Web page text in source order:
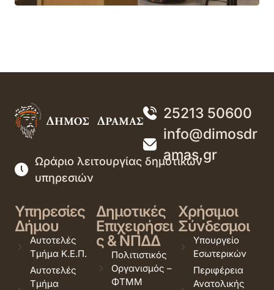
25213 50600
info@dimosdr
amas.gr
Ωράριο λειτουργίας δημοτικών
υπηρεσιών
Υπηρεσίες
Δήμου
Αυτοτελές
Τμήμα Κ.Ε.Π.
Αυτοτελές
Τμήμα
Δημοτικές
Επιχειρήσει
ς & ΝΠΔΔ
Πολιτιστικός
Οργανισμός –
ΦΤΜΜ
Χρήσιμοι
Σύνδεσμοι
Υπουργείο
Εσωτερικών
Περιφέρεια
Ανατολικής